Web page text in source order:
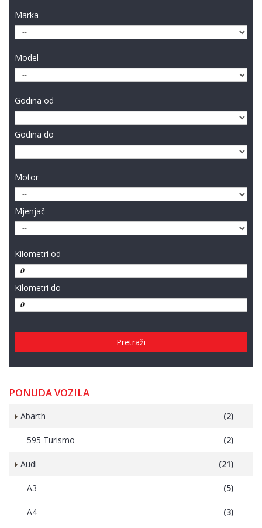
Marka
Model
Godina od
Godina do
Motor
Mjenjač
Kilometri od
Kilometri do
Pretraži
PONUDA VOZILA
Abarth (2)
595 Turismo (2)
Audi (21)
A3 (5)
A4 (3)